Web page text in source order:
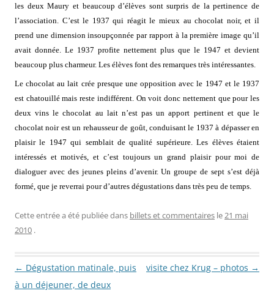
les deux Maury et beaucoup d’élèves sont surpris de la pertinence de
l’association. C’est le 1937 qui réagit le mieux au chocolat noir, et il
prend une dimension insoupçonnée par rapport à la première image qu’il
avait donnée. Le 1937 profite nettement plus que le 1947 et devient
beaucoup plus charmeur. Les élèves font des remarques très intéressantes.
Le chocolat au lait crée presque une opposition avec le 1947 et le 1937
est chatouillé mais reste indifférent. On voit donc nettement que pour les
deux vins le chocolat au lait n’est pas un apport pertinent et que le
chocolat noir est un rehausseur de goût, conduisant le 1937 à dépasser en
plaisir le 1947 qui semblait de qualité supérieure. Les élèves étaient
intéressés et motivés, et c’est toujours un grand plaisir pour moi de
dialoguer avec des jeunes pleins d’avenir. Un groupe de sept s’est déjà
formé, que je reverrai pour d’autres dégustations dans très peu de temps.
Cette entrée a été publiée dans billets et commentaires le21 mai
2010 .
Navigation des articles
← Dégustation matinale, puis
à un déjeuner, de deux
visite chez Krug – photos →